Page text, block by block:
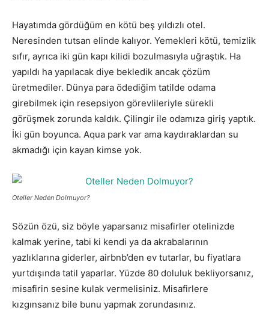
Hayatımda gördüğüm en kötü beş yıldızlı otel.
Neresinden tutsan elinde kalıyor. Yemekleri kötü, temizlik
sıfır, ayrıca iki gün kapı kilidi bozulmasıyla uğraştık. Ha
yapıldı ha yapılacak diye bekledik ancak çözüm
üretmediler. Dünya para ödediğim tatilde odama
girebilmek için resepsiyon görevlileriyle sürekli
görüşmek zorunda kaldık. Çilingir ile odamıza giriş yaptık.
İki gün boyunca. Aqua park var ama kaydıraklardan su
akmadığı için kayan kimse yok.
Oteller Neden Dolmuyor?
Sözün özü, siz böyle yaparsanız misafirler otelinizde
kalmak yerine, tabi ki kendi ya da akrabalarının
yazlıklarına giderler, airbnb’den ev tutarlar, bu fiyatlara
yurtdışında tatil yaparlar. Yüzde 80 doluluk bekliyorsanız,
misafirin sesine kulak vermelisiniz. Misafirlere
kızgınsanız bile bunu yapmak zorundasınız.